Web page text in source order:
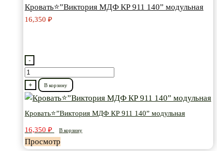
Кровать⭐”Виктория МДФ КР 911 140” модульная
16,350 ₽
-
Количество
товара
Кровать⭐”Виктория
КР
911
140”
+ В корзину
Кровать⭐”Виктория МДФ КР 911 140” модульная
16,350 ₽ В корзину
Просмотр